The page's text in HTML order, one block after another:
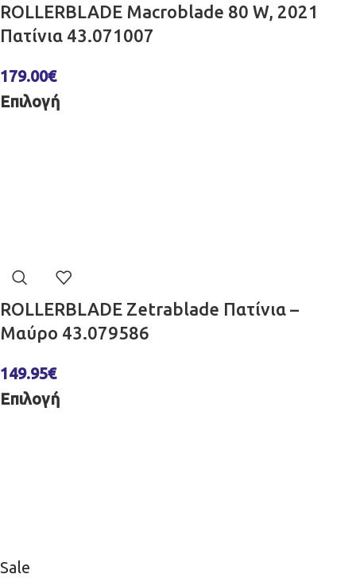
ROLLERBLADE Macroblade 80 W, 2021
Πατίνια 43.071007
179.00€
Επιλογή
ROLLERBLADE Zetrablade Πατίνια –
Μαύρo 43.079586
149.95€
Επιλογή
Sale